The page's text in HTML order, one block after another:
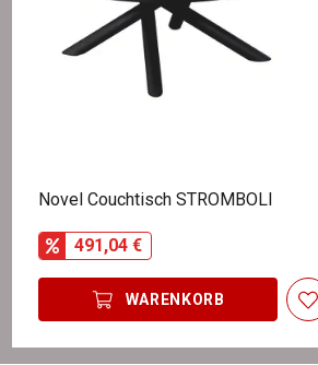
Novel Couchtisch STROMBOLI
491,04 €
WARENKORB